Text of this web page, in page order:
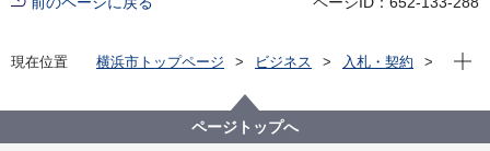
現在位置 横浜市トップページ ビジネス
入札・契約
【入札結果掲載】浦舟複合福祉施設厨房の汚水槽排水
ポンプ交換工事業務委託
現在
ページトップへ